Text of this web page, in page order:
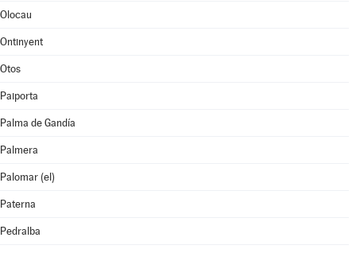
Olocau
Ontinyent
Otos
Paiporta
Palma de Gandía
Palmera
Palomar (el)
Paterna
Pedralba